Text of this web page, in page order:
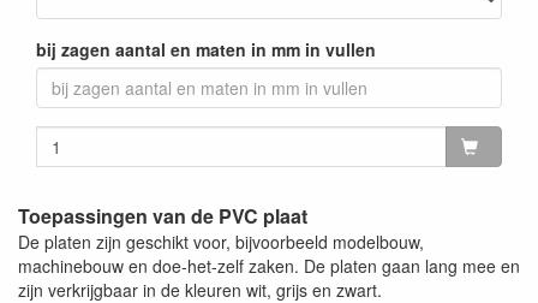
bij zagen aantal en maten in mm in vullen
Toepassingen van de PVC plaat
De platen zijn geschikt voor, bijvoorbeeld modelbouw,
machinebouw en doe-het-zelf zaken. De platen gaan lang mee en
zijn verkrijgbaar in de kleuren wit, grijs en zwart.